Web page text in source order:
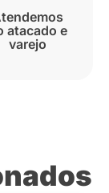
atacado e
varejo